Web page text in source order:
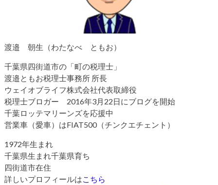
渡邉 朝生（わたなべ ともお）
千葉県四街道市の「町の税理士」
渡邉ともお税理士事務所 所長
ウェイオブライフ株式会社代表取締役
税理士ブロガー 2016年3月22日にブログを開始
千葉ロッテマリーンズを応援中
営業車（愛車）はFIAT500（チンクエチェント）
1972年生まれ
千葉県生まれ千葉県育ち
四街道市在住
詳しいプロフィールは こちら